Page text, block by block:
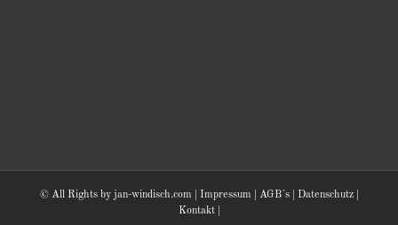
© All Rights by jan-windisch.com | Impressum AGB´s| Datenschutz|
Kontakt|